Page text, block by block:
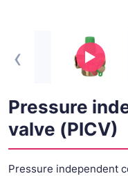
‹
Pressure
valve (PICV)
Pressure independent